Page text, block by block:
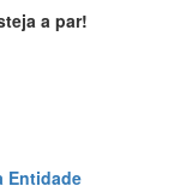
a par!
Entidade